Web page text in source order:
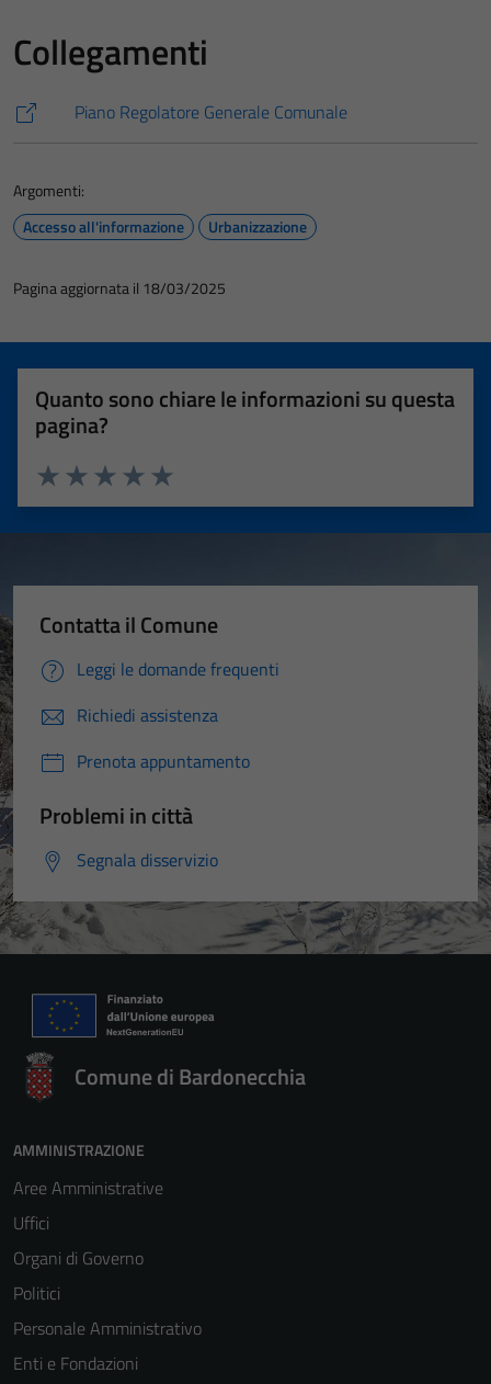
Collegamenti
Piano Regolatore Generale Comunale
Argomenti:
Accesso all'informazione
Urbanizzazione
Pagina aggiornata il 18/03/2025
Quanto sono chiare le informazioni su questa
pagina?
Valuta 5 stelle su 5
Valuta 4 stelle su 5
Valuta 3 stelle su 5
Valuta 2 stelle su 5
Valuta 1 stelle su 5
Contatta il Comune
Leggi le domande frequenti
Richiedi assistenza
Prenota appuntamento
Problemi in città
Segnala disservizio
Comune di Bardonecchia
AMMINISTRAZIONE
Aree Amministrative
Uffici
Organi di Governo
Politici
Personale Amministrativo
Enti e Fondazioni
Questi cookie
sono necessari
per il
essere
disabilitati.